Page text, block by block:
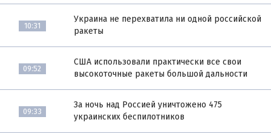
10:31
Украина не перехватила ни одной российской
ракеты
09:52
США использовали практически все свои
высокоточные ракеты большой дальности
09:33
За ночь над Россией уничтожено 475
украинских беспилотников